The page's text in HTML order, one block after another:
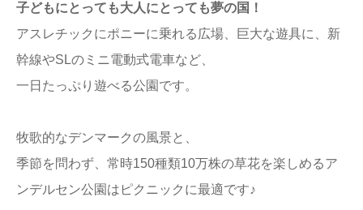
子どもにとっても大人にとっても夢の国！
アスレチックにポニーに乗れる広場、巨大な遊具に、新
幹線やSLのミニ電動式電車など、
一日たっぷり遊べる公園です。
牧歌的なデンマークの風景と、
季節を問わず、常時150種類10万株の草花を楽しめるア
ンデルセン公園はピクニックに最適です♪